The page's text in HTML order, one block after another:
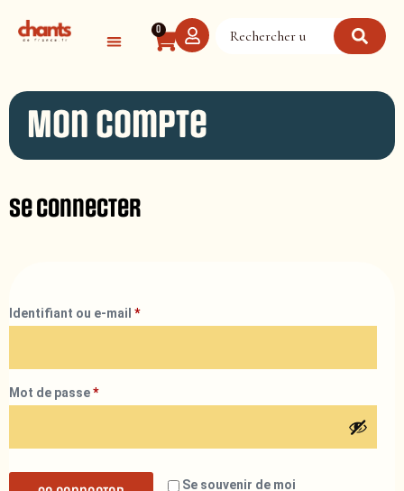
0
Mon compte
Se connecter
Identifiant ou e-mail *
Mot de passe*
Se souvenir de moi